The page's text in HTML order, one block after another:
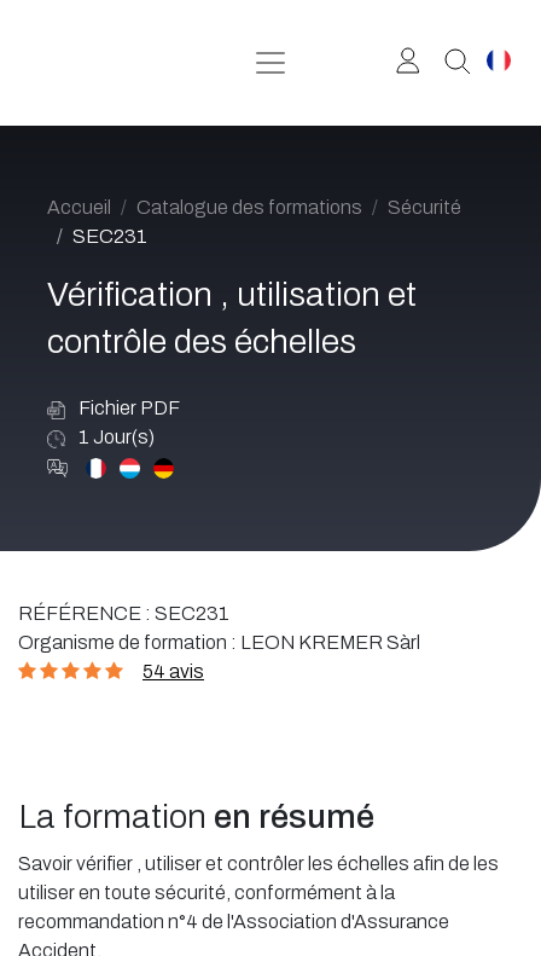
Accueil Catalogue des formations
Sécurité
SEC231
Vérification , utilisation et
contrôle des échelles
Fichier PDF
1 Jour(s)
RÉFÉRENCE : SEC231
Organisme de formation : LEON KREMER Sàrl
54 avis
La formation en résumé
Savoir vérifier , utiliser et contrôler les échelles afin de les
utiliser en toute sécurité, conformément à la
recommandation n°4 de l'Association d'Assurance
Accident.